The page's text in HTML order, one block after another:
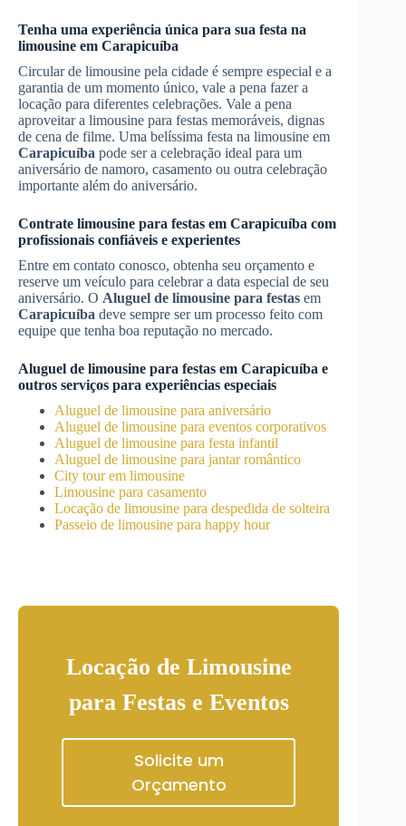
Tenha uma experiência única para sua festa na
limousine em Carapicuíba
Circular de limousine pela cidade é sempre especial e a
garantia de um momento único, vale a pena fazer a
locação para diferentes celebrações. Vale a pena
aproveitar a limousine para festas memoráveis, dignas
de cena de filme. Uma belíssima festa na limousine em
Carapicuíba pode ser a celebração ideal para um
aniversário de namoro, casamento ou outra celebração
importante além do aniversário.
Contrate limousine para festas em Carapicuíba com
profissionais confiáveis e experientes
Entre em contato conosco, obtenha seu orçamento e
reserve um veículo para celebrar a data especial de seu
aniversário. O Aluguel de limousine para festas em
Carapicuíba deve sempre ser um processo feito com
equipe que tenha boa reputação no mercado.
Aluguel de limousine para festas em Carapicuíba e
outros serviços para experiências especiais
Aluguel de limousine para aniversário
Aluguel de limousine para eventos corporativos
Aluguel de limousine para festa infantil
Aluguel de limousine para jantar romântico
City tour em limousine
Limousine para casamento
Locação de limousine para despedida de solteira
Passeio de limousine para happy hour
Locação de Limousine
para Festas e Eventos
Solicite um
Orçamento